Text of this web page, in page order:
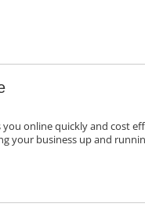
online quickly and cost
your business up and